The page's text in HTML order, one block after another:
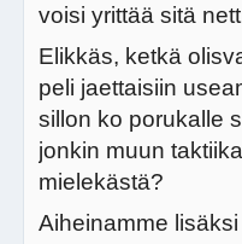
voisi yrittää sitä
Elikkäs, ketkä
peli jaettaisiin
sillon ko porukalle
jonkin muun
mielekästä?
Aiheinamme